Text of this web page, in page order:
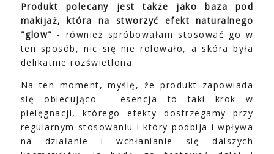
Produkt polecany jest także jako baza pod
makijaż, która na stworzyć efekt naturalnego
"glow" - również spróbowałam stosować go w
ten sposób, nic się nie rolowało, a skóra była
delikatnie rozświetlona.
Na ten moment, myślę, że produkt zapowiada
się obiecująco - esencja to taki krok w
pielęgnacji, którego efekty dostrzegamy przy
regularnym stosowaniu i który podbija i wpływa
na działanie i wchłanianie się dalszych